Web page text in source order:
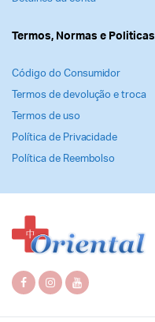
Termos, Normas e Politicas
Código do Consumidor
Termos de devolução e troca
Termos de uso
Política de Privacidade
Política de Reembolso